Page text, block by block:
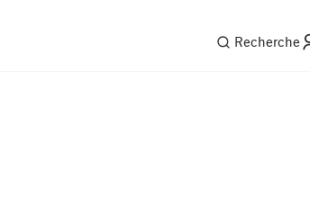
Recherche